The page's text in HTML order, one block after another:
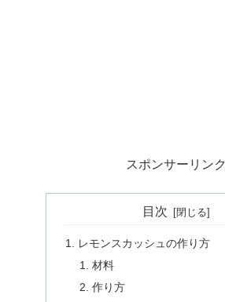
スポンサーリンク
目次
レモンスカッシュの作り方
材料
作り方